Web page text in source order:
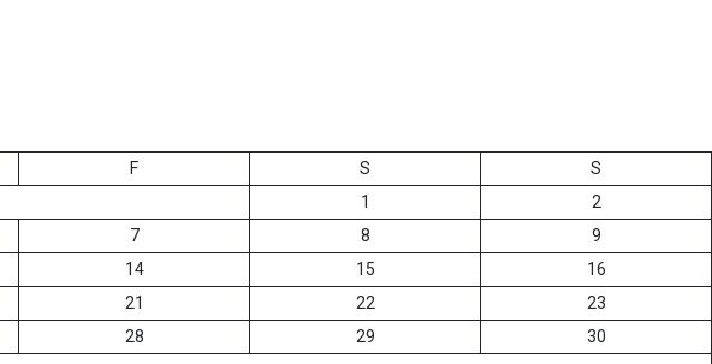
F S
S
1
2
7 8
9
14 15
16
21 22
23
28 29
30